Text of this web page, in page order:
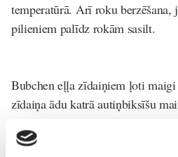
temperatūrā. Arī roku berzēšana,
pilieniem palīdz rokām sasilt.
Bubchen eļļa zīdaiņiem ļoti
zīdaiņa ādu katrā autiņbiksīšu
barojot,mīkstinot un mitrinot to.